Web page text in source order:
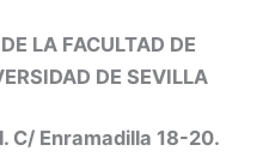
LA FACULTAD DE
DE SEVILLA
C/ Enramadilla 18-20.